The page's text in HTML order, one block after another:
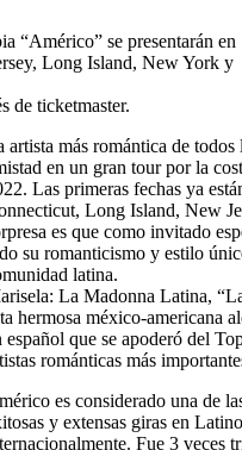
“Américo” se presentarán en
Long Island, New York y
de ticketmaster.
artista más romántica de
en un gran tour por la
Las primeras fechas ya
Long Island, New
es que como invitado
su romanticismo y estilo
latina.
La Madonna Latina,
hermosa méxico-americana
español que se apoderó del
románticas más
es considerado una de
y extensas giras en
Fue 3 veces